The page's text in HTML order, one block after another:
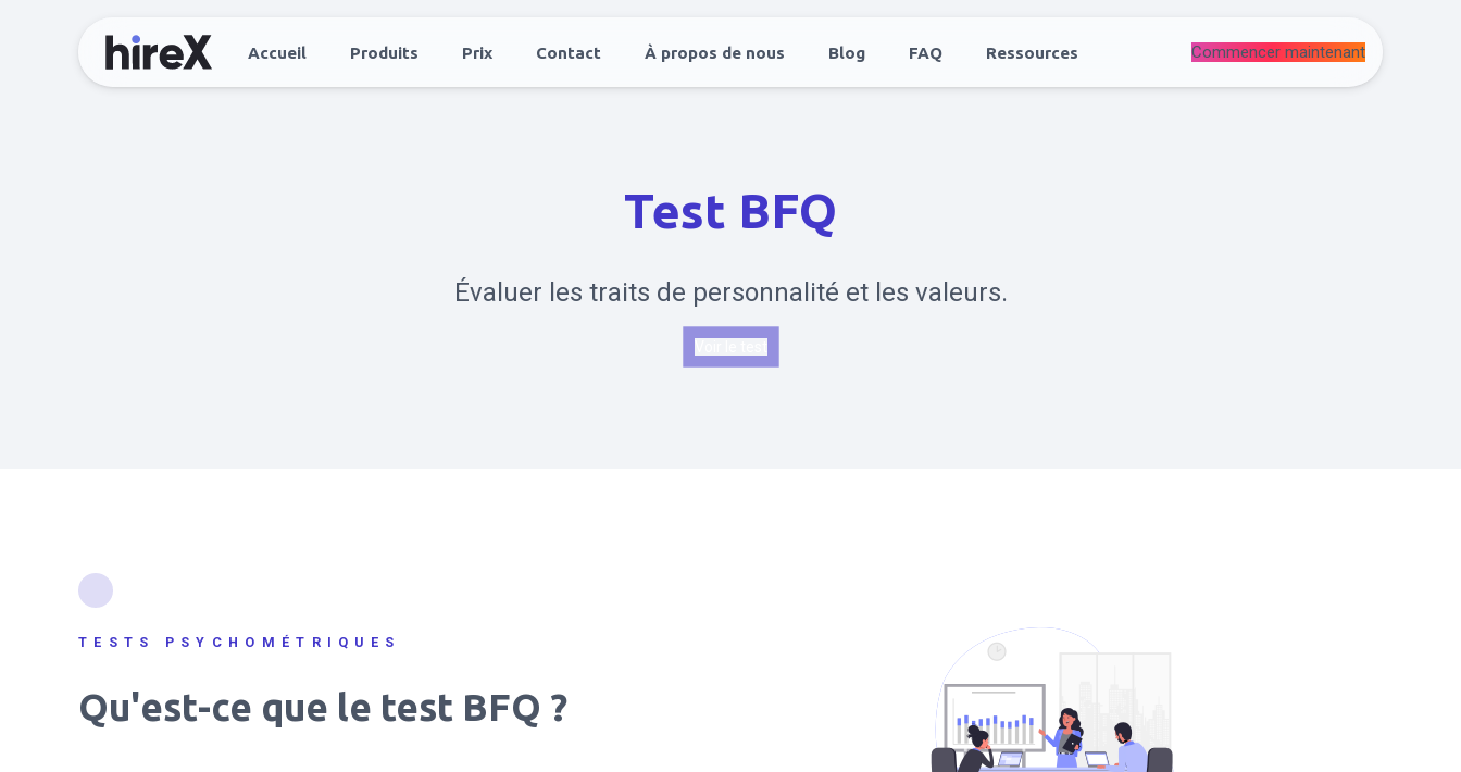
Accueil Produits Prix Contact À propos de nous Blog FAQ Ressources Commencer maintenant
Test BFQ
Évaluer les traits de personnalité et les valeurs.
TESTS PSYCHOMÉTRIQUES
Qu'est-ce que le test BFQ ?